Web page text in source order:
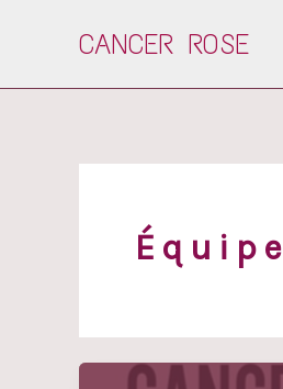
CANCER ROSE
Équipe